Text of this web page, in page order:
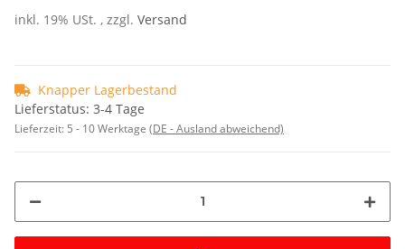
inkl. 19% USt. , zzgl. Versand
Knapper Lagerbestand
Lieferstatus: 3-4 Tage
Lieferzeit: 5 - 10 Werktage (DE - Ausland abweichend)